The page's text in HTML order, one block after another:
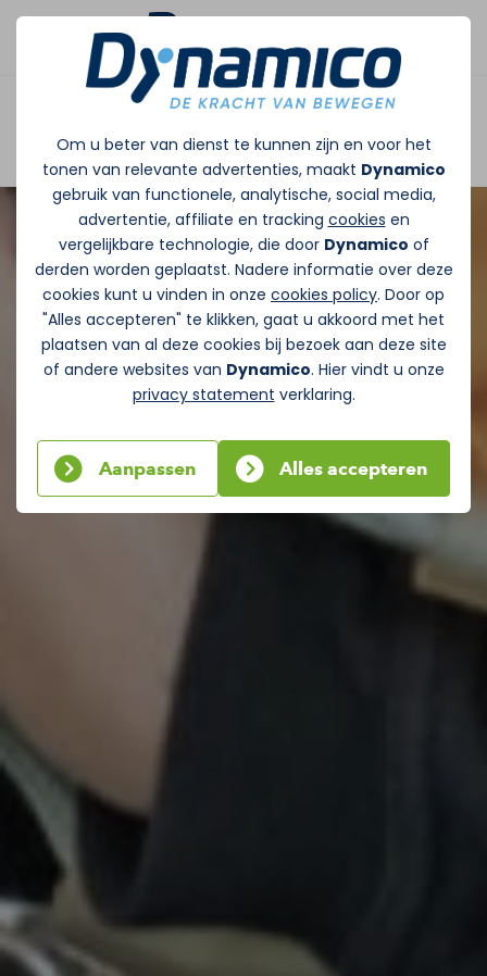
Om u beter van dienst te kunnen zijn en voor het
tonen van relevante advertenties, maakt Dynamico
gebruik van functionele, analytische, social media,
advertentie, affiliate en tracking cookies en
vergelijkbare technologie, die door Dynamico of
derden worden geplaatst. Nadere informatie over deze
cookies kunt u vinden in onze cookies policy. Door op
"Alles accepteren" te klikken, gaat u akkoord met het
plaatsen van al deze cookies bij bezoek aan deze site
of andere websites van Dynamico. Hier vindt u onze
privacy statement verklaring.
Aanpassen Alles accepteren